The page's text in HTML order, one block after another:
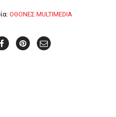
ΟΘΟΝΕΣ MULTIMEDIA